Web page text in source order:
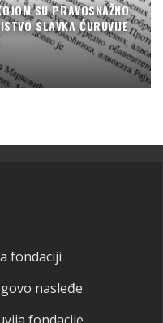
SU PRAVOSNAŽNO
SLAVKA ĆURUVIJE
fondaciji
nasleđe